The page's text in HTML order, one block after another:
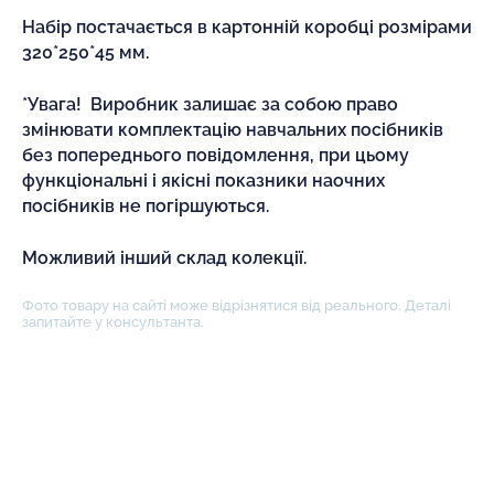
Набір постачається в картонній коробці розмірами
320*250*45 мм.
*Увага! Виробник залишає за собою право
змінювати комплектацію навчальних посібників
без попереднього повідомлення, при цьому
функціональні і якісні показники наочних
посібників не погіршуються.
Можливий інший склад колекції.
Фото товару на сайті може відрізнятися від реального. Деталі
запитайте у консультанта.